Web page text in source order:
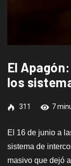
El
los
311 7
El 16 de junio a
sistema de
masivo que dejó